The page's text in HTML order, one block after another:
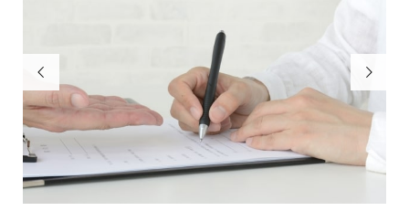
 